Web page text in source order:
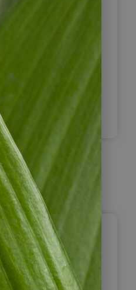
Künste), den
bunten Treiben, die
„La
Francisco und den
2
– San
unser Flug von